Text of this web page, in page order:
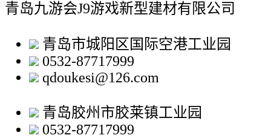
青岛九游会J9游戏新型建材有限公司
青岛市城阳区国际空港工业园
0532-87717999
qdoukesi@126.com
青岛胶州市胶莱镇工业园
0532-87717999